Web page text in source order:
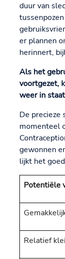
duur van
er plannen
herinnert,
Als het
voortgezet,
weer in
De precieze
momenteel
gewonnen
lijkt het
Potentiële
Relatief